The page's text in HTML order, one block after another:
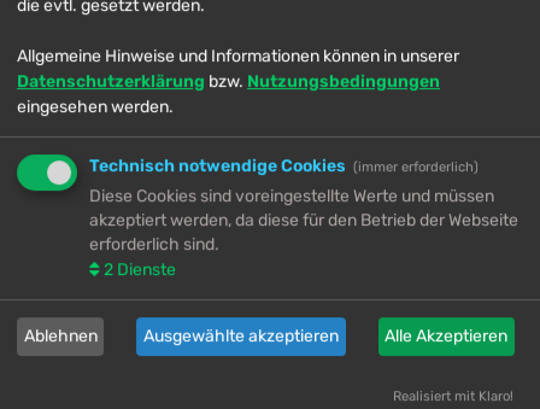
Die Aktivierungs-E-Mail erneut senden
Angemeldet bleiben
Registrieren
Du musst in diesem Forum registriert sein, um dich anmelden zu können. Die
Registrierung ist in wenigen Augenblicken erledigt und ermöglicht dir, auf
Nutzungsbedingungen und die verwandten Regelungen, bevor du dich
registrierst. Bitte beachte auch die jeweiligen Forenregeln, wenn du dich in
die evtl. gesetzt werden.
Allgemeine Hinweise und Informationen können in unserer
Datenschutzerklärung bzw. Nutzungsbedingungen
eingesehen werden.
Technisch notwendige Cookies (immer erforderlich)
Diese Cookies sind voreingestellte Werte und müssen
akzeptiert werden, da diese für den Betrieb der Webseite
erforderlich sind.
2 Dienste
Ablehnen Ausgewählte akzeptieren Alle Akzeptieren
Realisiert mit Klaro!